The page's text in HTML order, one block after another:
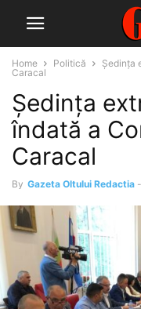
Home Politică
Ședinţa
Caracal
Ședinţa
îndată a
Caracal
By Gazeta Oltului Redactia -